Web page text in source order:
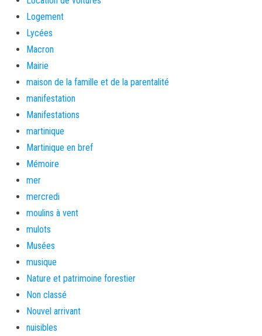
Logement
Lycées
Macron
Mairie
maison de la famille et de la parentalité
manifestation
Manifestations
martinique
Martinique en bref
Mémoire
mer
mercredi
moulins à vent
mulots
Musées
musique
Nature et patrimoine forestier
Non classé
Nouvel arrivant
nuisibles